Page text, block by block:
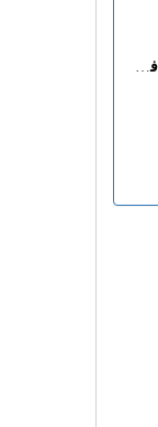
عنكبوت التاريخ يتحول إلى «عنكبوت فى القلب»